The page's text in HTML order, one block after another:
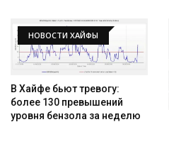
НОВОСТИ ХАЙФЫ
В Хайфе бьют тревогу:
более 130 превышений
уровня бензола за неделю